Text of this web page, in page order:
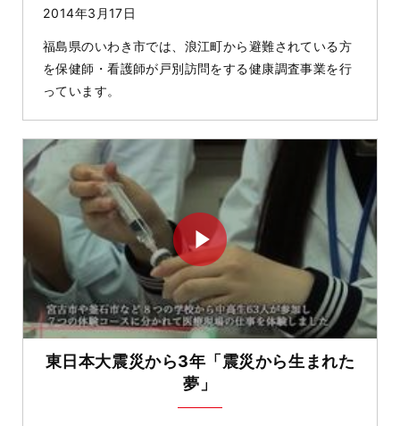
2014年3月17日
福島県のいわき市では、浪江町から避難されている方
を保健師・看護師が戸別訪問をする健康調査事業を行
っています。
東日本大震災から3年「震災から生まれた
夢」